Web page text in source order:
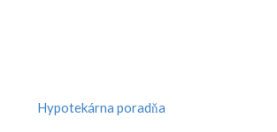
Hypotekárna poradňa